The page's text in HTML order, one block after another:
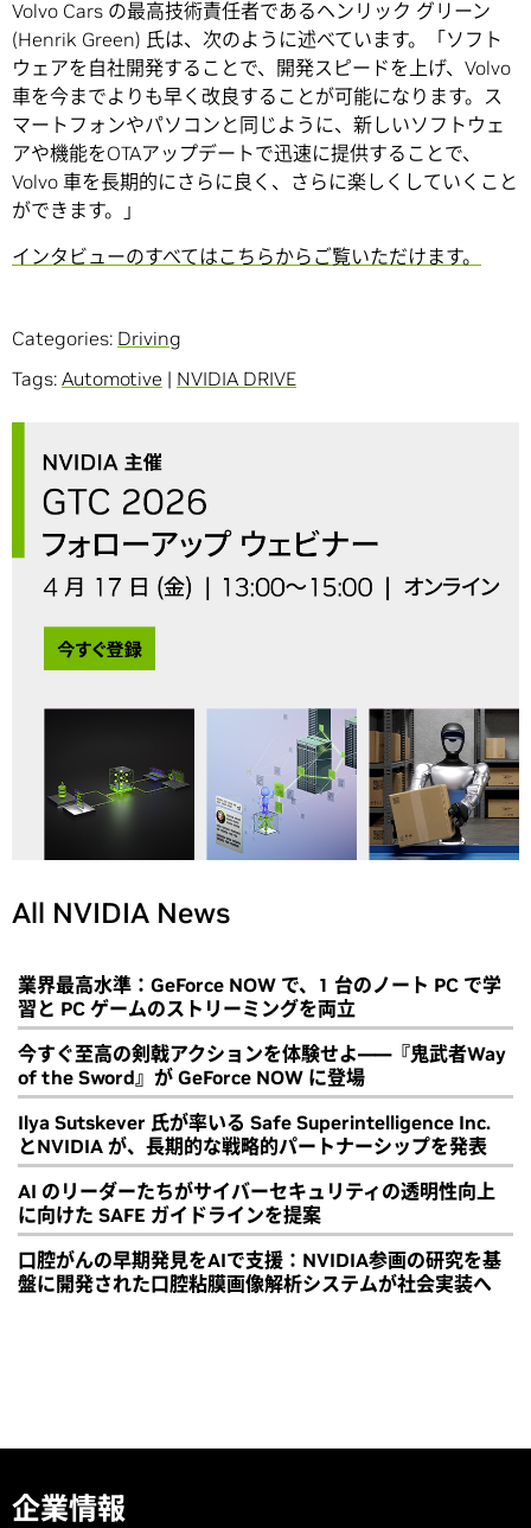
Volvo Cars の最高技術責任者であるヘンリック グリーン
(Henrik Green) 氏は、次のように述べています。「ソフト
ウェアを自社開発することで、開発スピードを上げ、Volvo
車を今までよりも早く改良することが可能になります。ス
マートフォンやパソコンと同じように、新しいソフトウェ
アや機能をOTAアップデートで迅速に提供することで、
Volvo 車を長期的にさらに良く、さらに楽しくしていくこと
ができます。」
インタビューのすべてはこちらからご覧いただけます。
Categories: Driving
Tags: Automotive | NVIDIA DRIVE
All NVIDIA News
業界最高水準：GeForce NOW で、1 台のノート PC で学
習と PC ゲームのストリーミングを両立
今すぐ至高の剣戟アクションを体験せよ――『鬼武者Way
of the Sword』が GeForce NOW に登場
Ilya Sutskever 氏が率いる Safe Superintelligence Inc.
とNVIDIA が、長期的な戦略的パートナーシップを発表
AI のリーダーたちがサイバーセキュリティの透明性向上
に向けた SAFE ガイドラインを提案
口腔がんの早期発見をAIで支援：NVIDIA参画の研究を基
盤に開発された口腔粘膜画像解析システムが社会実装へ
企業情報